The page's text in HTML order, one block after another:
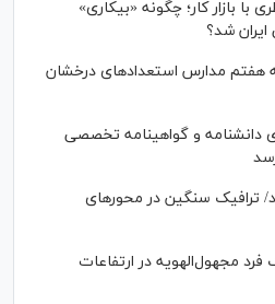
بازار کار؛ چگونه «بیکاری»
شد؟
هفتم مدارس استعدادهای درخشان
دانشنامه و گواهینامه تخصصی
ترافیک سنگین در محورهای
مجهول‌الهویه در ارتفاعات